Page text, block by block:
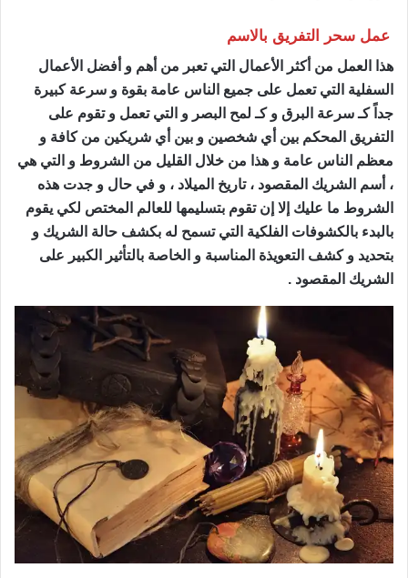
عمل سحر التفريق بالاسم
هذا العمل من أكثر الأعمال التي تعبر من أهم و أفضل الأعمال
السفلية التي تعمل على جميع الناس عامة بقوة و سرعة كبيرة
جداً كـ سرعة البرق و كـ لمح البصر و التي تعمل و تقوم على
التفريق المحكم بين أي شخصين و بين أي شريكين من كافة و
معظم الناس عامة و هذا من خلال القليل من الشروط و التي هي
، أسم الشريك المقصود ، تاريخ الميلاد ، و في حال و جدت هذه
الشروط ما عليك إلا إن تقوم بتسليمها للعالم المختص لكي يقوم
بالبدء بالكشوفات الفلكية التي تسمح له بكشف حالة الشريك و
بتحديد و كشف التعويذة المناسبة و الخاصة بالتأثير الكبير على
الشريك المقصود .